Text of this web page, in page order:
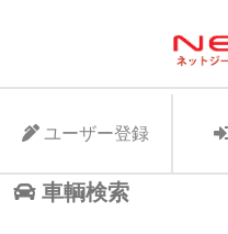
ネット・ジーエス株
支援サービスNet-GS
に入れたい、より高
ット・ジーエス株式
車個人売買が出来る
ユーザー登録
車輌検索